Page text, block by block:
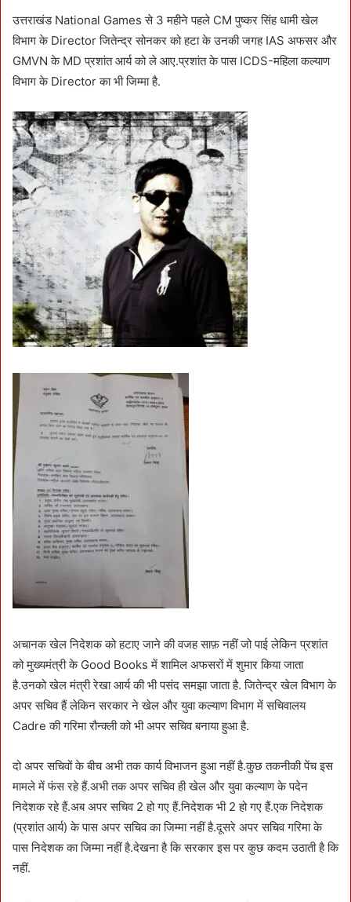
उत्तराखंड National Games से 3 महीने पहले CM पुष्कर सिंह धामी खेल
विभाग के Director जितेन्द्र सोनकर को हटा के उनकी जगह IAS अफसर और
GMVN के MD प्रशांत आर्य को ले आए.प्रशांत के पास ICDS-महिला कल्याण
विभाग के Director का भी जिम्मा है.
अचानक खेल निदेशक को हटाए जाने की वजह साफ़ नहीं जो पाई लेकिन प्रशांत
को मुख्यमंत्री के Good Books में शामिल अफसरों में शुमार किया जाता
है.उनको खेल मंत्री रेखा आर्य की भी पसंद समझा जाता है. जितेन्द्र खेल विभाग के
अपर सचिव हैं लेकिन सरकार ने खेल और युवा कल्याण विभाग में सचिवालय
Cadre की गरिमा रौन्क्ली को भी अपर सचिव बनाया हुआ है.
दो अपर सचिवों के बीच अभी तक कार्य विभाजन हुआ नहीं है.कुछ तकनीकी पेंच इस
मामले में फंस रहे हैं.अभी तक अपर सचिव ही खेल और युवा कल्याण के पदेन
निदेशक रहे हैं.अब अपर सचिव 2 हो गए हैं.निदेशक भी 2 हो गए हैं.एक निदेशक
(प्रशांत आर्य) के पास अपर सचिव का जिम्मा नहीं है.दूसरे अपर सचिव गरिमा के
पास निदेशक का जिम्मा नहीं है.देखना है कि सरकार इस पर कुछ कदम उठाती है कि
नहीं.